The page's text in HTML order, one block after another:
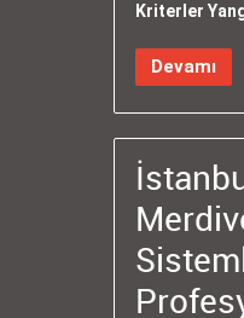
Kriterler
Devamı